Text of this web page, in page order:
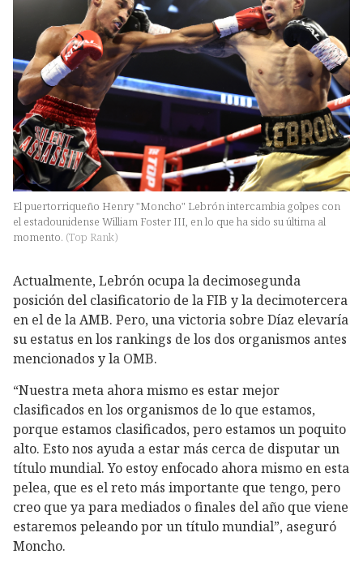
El puertorriqueño Henry "Moncho" Lebrón intercambia golpes con
el estadounidense William Foster III, en lo que ha sido su última al
momento. (Top Rank)
Actualmente, Lebrón ocupa la decimosegunda
posición del clasificatorio de la FIB y la decimotercera
en el de la AMB. Pero, una victoria sobre Díaz elevaría
su estatus en los rankings de los dos organismos antes
mencionados y la OMB.
“Nuestra meta ahora mismo es estar mejor
clasificados en los organismos de lo que estamos,
porque estamos clasificados, pero estamos un poquito
alto. Esto nos ayuda a estar más cerca de disputar un
título mundial. Yo estoy enfocado ahora mismo en esta
pelea, que es el reto más importante que tengo, pero
creo que ya para mediados o finales del año que viene
estaremos peleando por un título mundial”, aseguró
Moncho.